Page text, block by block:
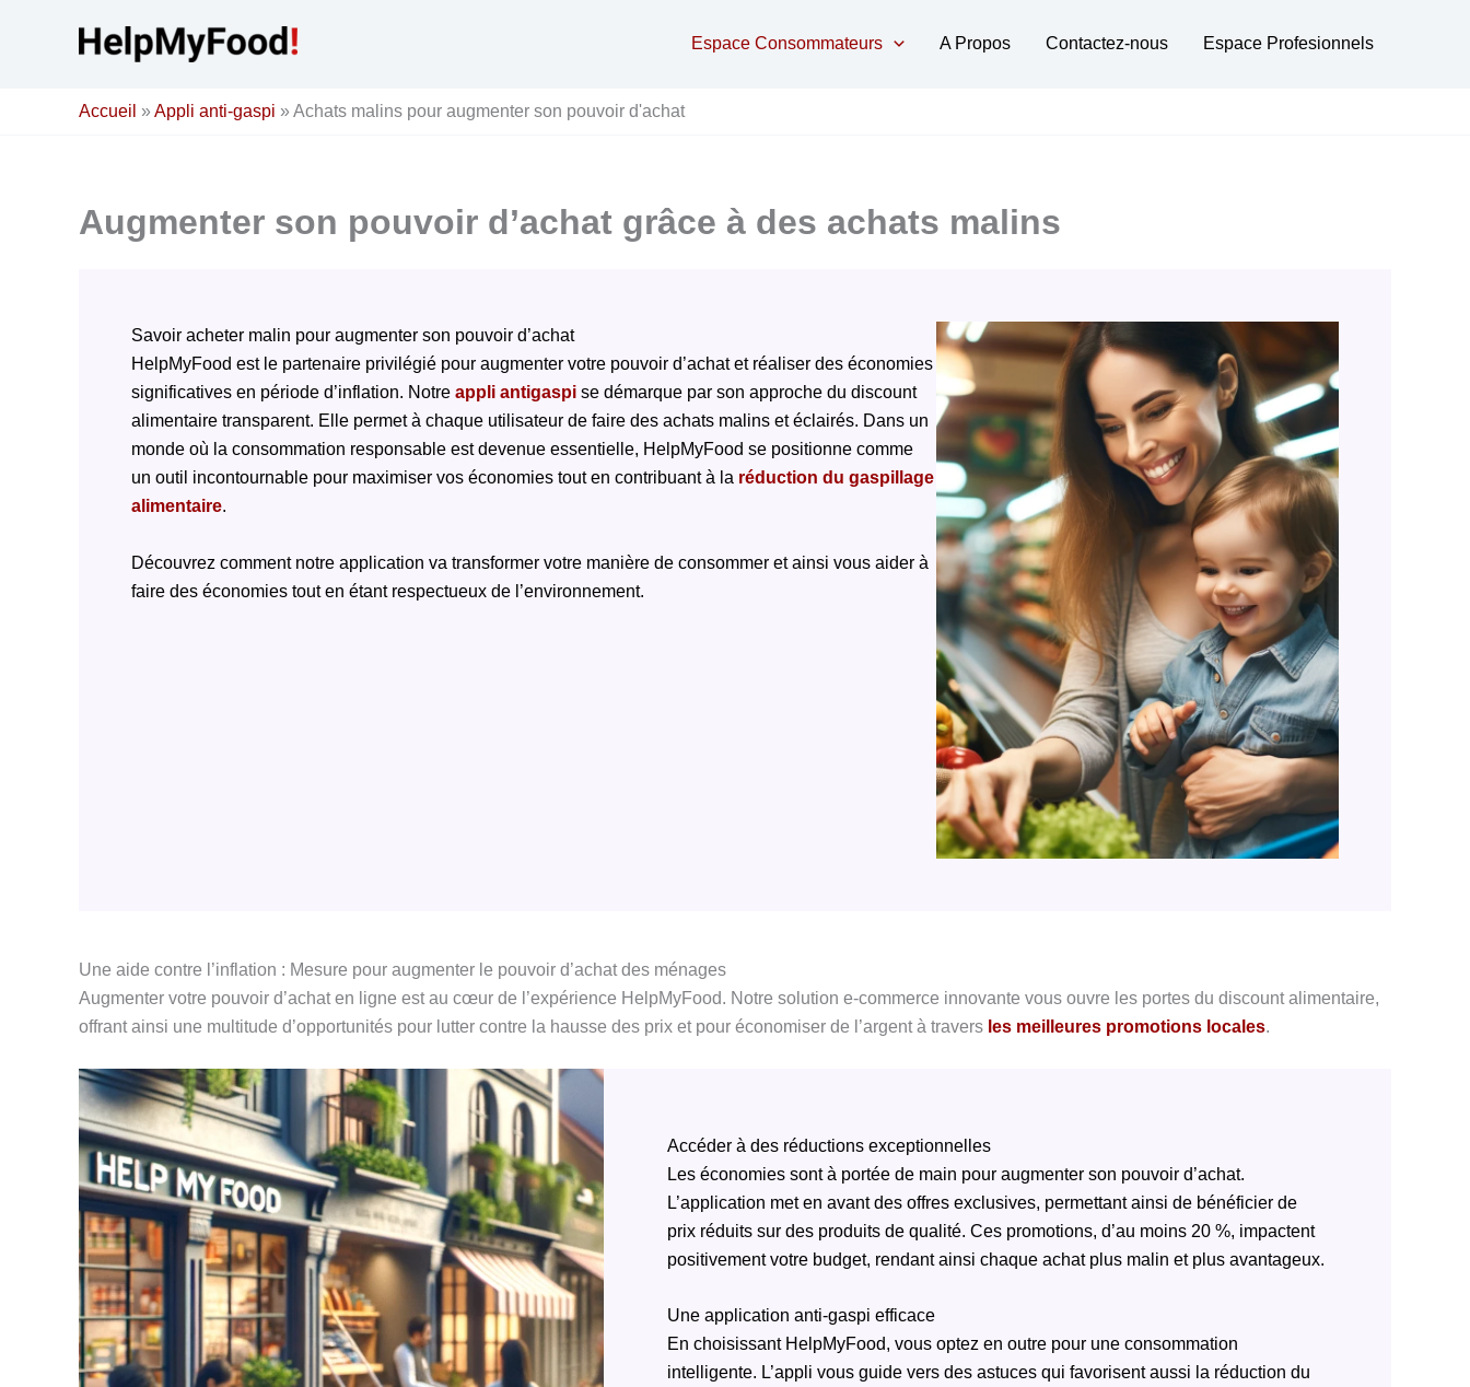
Espace Consommateurs A Propos Contactez-nous Espace Profesionnels
Accueil »Appli anti-gaspi »Achats malins pour augmenter son pouvoir d'achat
Augmenter son pouvoir d’achat grâce à des achats malins
Savoir acheter malin pour augmenter son pouvoir d’achat
HelpMyFood est le partenaire privilégié pour augmenter votre pouvoir d’achat et réaliser des économies
significatives en période d’inflation. Notre appli antigaspi se démarque par son approche du discount
alimentaire transparent. Elle permet à chaque utilisateur de faire des achats malins et éclairés. Dans un
monde où la consommation responsable est devenue essentielle, HelpMyFood se positionne comme
un outil incontournable pour maximiser vos économies tout en contribuant à la réduction du gaspillage
alimentaire.
Découvrez comment notre application va transformer votre manière de consommer et ainsi vous aider à
faire des économies tout en étant respectueux de l’environnement.
Une aide contre l’inflation : Mesure pour augmenter le pouvoir d’achat des ménages
Augmenter votre pouvoir d’achat en ligne est au cœur de l’expérience HelpMyFood. Notre solution e-commerce innovante vous ouvre les portes du discount alimentaire,
offrant ainsi une multitude d’opportunités pour lutter contre la hausse des prix et pour économiser de l’argent à travers les meilleures promotions locales.
Accéder à des réductions exceptionnelles
Les économies sont à portée de main pour augmenter son pouvoir d’achat.
L’application met en avant des offres exclusives, permettant ainsi de bénéficier de
prix réduits sur des produits de qualité. Ces promotions, d’au moins 20 %, impactent
positivement votre budget, rendant ainsi chaque achat plus malin et plus avantageux.
Une application anti-gaspi efficace
En choisissant HelpMyFood, vous optez en outre pour une consommation
intelligente. L’appli vous guide vers des astuces qui favorisent aussi la réduction du